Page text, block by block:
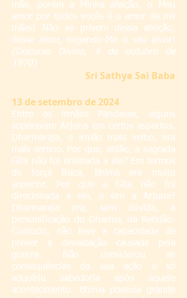
mãe, porém a Minha afeição, o Meu
amor por todos vocês é o amor de mil
mães! Não se privem dessa afeição,
desse amor, negando-Me o seu amor!
(Discurso Divino, 4 de outubro de
1970)
Sri Sathya Sai Baba
13 de setembro de 2024
Entre os irmãos Pandavas, alguns
superavam Arjuna em certos aspectos.
Dharmaraja, o irmão mais velho, era
mais sereno. Por que, então, a sagrada
Gita não foi ensinada a ele? Em termos
de força física, Bhima era muito
superior. Por que a Gita não foi
direcionada a ele, e sim a Arjuna?
Dharmaraja era, sem dúvida, a
personificação do Dharma, da Retidão.
Contudo, não teve a capacidade de
prever a devastação causada pela
guerra. Não considerou as
consequências da sua ação e só
adquiriu sabedoria após aquele
acontecimento. Bhima possuía grande